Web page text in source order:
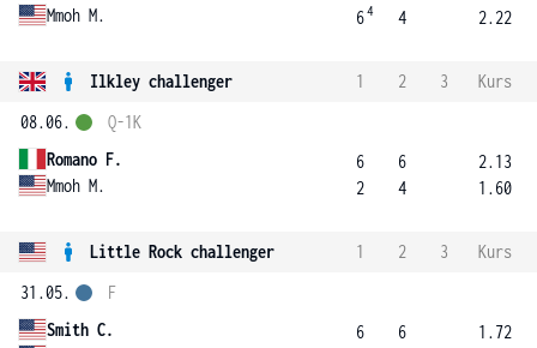
Mmoh M.
64
4
2.22
Ilkley challenger 1 2 3
Kurs
08.06.
Romano F.
Mmoh M.
Q-1K
6
2
6
4
2.13
1.60
Little Rock challenger 1 2 3
Kurs
31.05.
Smith C.
F
6
6
1.72